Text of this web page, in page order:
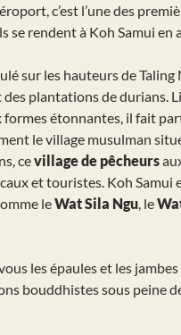
c’est l’une des
se rendent à Koh Samui en
sur les hauteurs de Taling
plantations de durians.
étonnantes, il fait
le village musulman
cevillage de pêcheurs
et touristes. Koh Samui
leWat Sila Ngu , le
les épaules et les
bouddhistes sous peine